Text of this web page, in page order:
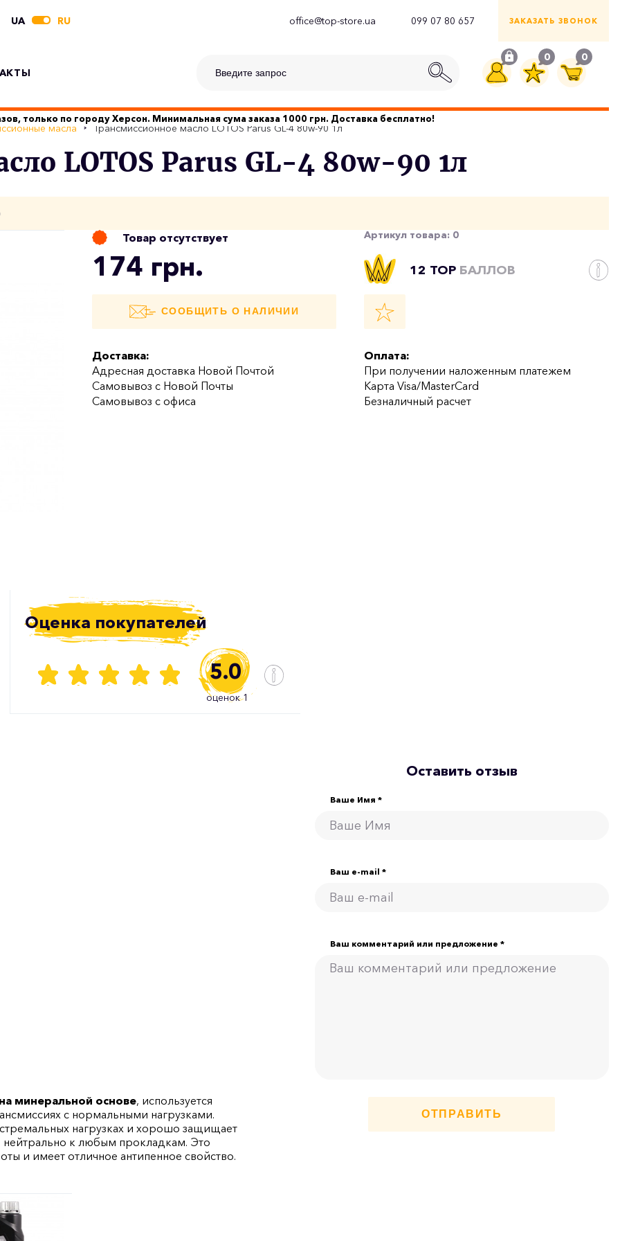
UA RU office@top-store.ua 099 07 80 657 ЗАКАЗАТЬ ЗВОНОК
0 0
только по городу Херсон. Минимальная сума заказа 1000 грн. Доставка бесплатно!
масла Трансмиссионное масло LOTOS Parus GL-4 80w-90 1л
LOTOS Parus GL-4 80w-90 1л
Товар отсутствует Артикул товара: 0
174 грн. 12 TOP БАЛЛОВ
СООБЩИТЬ О НАЛИЧИИ
Доставка:
Адресная доставка Новой Почтой
Самовывоз с Новой Почты
Самовывоз с офиса
Оплата:
При получении наложенным платежем
Карта Visa/MasterCard
Безналичный расчет
Оценка покупателей
5.0
оценок 1
минеральной основе, используется
с нормальными нагрузками.
нагрузках и хорошо защищает
к любым прокладкам. Это
и имеет отличное антипенное свойство.
Оставить отзыв
Ваше Имя *
Ваш e-mail *
Ваш комментарий или предложение *
ОТПРАВИТЬ